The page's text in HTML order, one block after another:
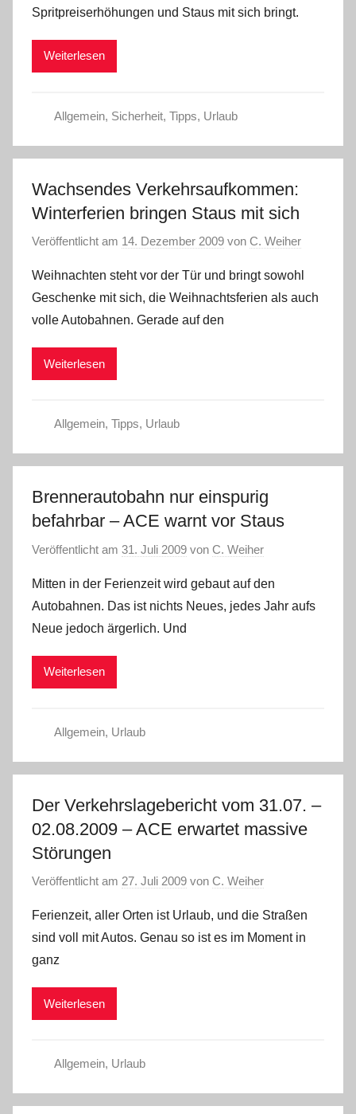
Spritpreiserhöhungen und Staus mit sich bringt.
Weiterlesen
Allgemein, Sicherheit, Tipps, Urlaub
Wachsendes Verkehrsaufkommen:
Winterferien bringen Staus mit sich
Veröffentlicht am 14. Dezember 2009 von C. Weiher
Weihnachten steht vor der Tür und bringt sowohl
Geschenke mit sich, die Weihnachtsferien als auch
volle Autobahnen. Gerade auf den
Weiterlesen
Allgemein, Tipps, Urlaub
Brennerautobahn nur einspurig
befahrbar – ACE warnt vor Staus
Veröffentlicht am 31. Juli 2009 von C. Weiher
Mitten in der Ferienzeit wird gebaut auf den
Autobahnen. Das ist nichts Neues, jedes Jahr aufs
Neue jedoch ärgerlich. Und
Weiterlesen
Allgemein, Urlaub
Der Verkehrslagebericht vom 31.07. –
02.08.2009 – ACE erwartet massive
Störungen
Veröffentlicht am 27. Juli 2009 von C. Weiher
Ferienzeit, aller Orten ist Urlaub, und die Straßen
sind voll mit Autos. Genau so ist es im Moment in
ganz
Weiterlesen
Allgemein, Urlaub